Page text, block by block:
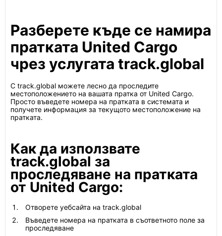
Разберете къде се намира
пратката United Cargo
чрез услугата track.global
С track.global можете лесно да проследите
местоположението на вашата пратка от United Cargo.
Просто въведете номера на пратката в системата и
получете информация за текущото местоположение на
пратката.
Как да използвате
track.global за
проследяване на пратката
от United Cargo:
Отворете уебсайта на track.global
Въведете номера на пратката в съответното поле за
проследяване